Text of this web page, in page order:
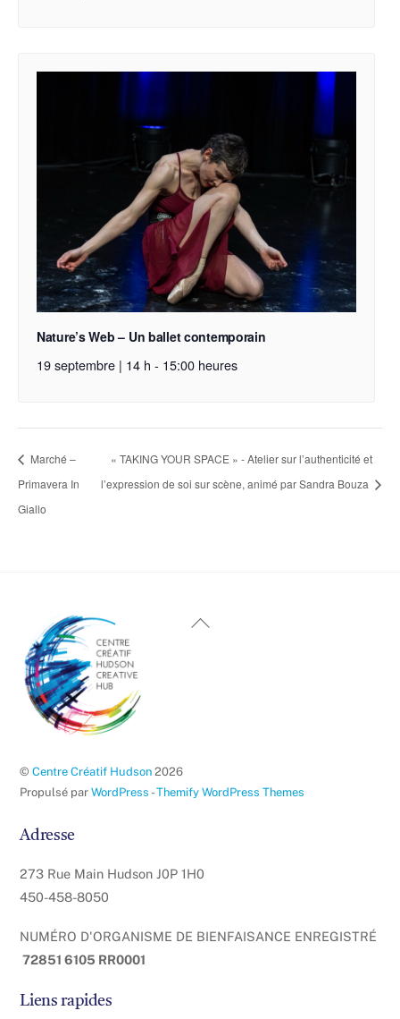
Nature’s Web – Un ballet contemporain
19 septembre | 14 h - 15:00 heures
Marché –
Primavera In
Giallo
« TAKING YOUR SPACE » - Atelier sur l’authenticité et
l’expression de soi sur scène, animé par Sandra Bouza
Haut
©Centre Créatif Hudson 2026
Propulsé parWordPress -Themify WordPress Themes
Adresse
273 Rue Main Hudson J0P 1H0
450-458-8050
NUMÉRO D'ORGANISME DE BIENFAISANCE ENREGISTRÉ
72851 6105 RR0001
Liens rapides